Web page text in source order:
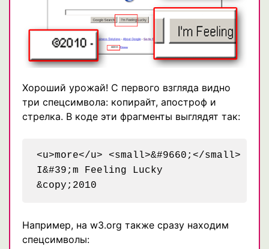
Хороший урожай! С первого взгляда видно
три спецсимвола: копирайт, апостроф и
стрелка. В коде эти фрагменты выглядят так:
<u>more</u> <small>&#9660;</small>
I&#39;m Feeling Lucky
Например, на w3.org также сразу находим
спецсимволы: